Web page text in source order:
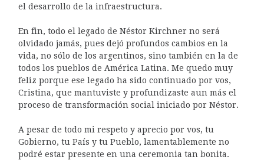
el desarrollo de la infraestructura.
En fin, todo el legado de Néstor Kirchner no será
olvidado jamás, pues dejó profundos cambios en la
vida, no sólo de los argentinos, sino también en la de
todos los pueblos de América Latina. Me quedo muy
feliz porque ese legado ha sido continuado por vos,
Cristina, que mantuviste y profundizaste aun más el
proceso de transformación social iniciado por Néstor.
A pesar de todo mi respeto y aprecio por vos, tu
Gobierno, tu País y tu Pueblo, lamentablemente no
podré estar presente en una ceremonia tan bonita.